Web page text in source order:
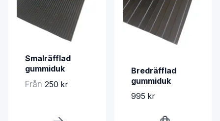
Smalräfflad
gummiduk
Från 250 kr
Bredräfflad
gummiduk
995 kr